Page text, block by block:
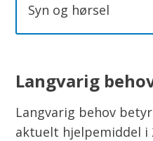
Syn og hørsel
Langvarig
Langvarig behov
aktuelt hjelpemiddel i